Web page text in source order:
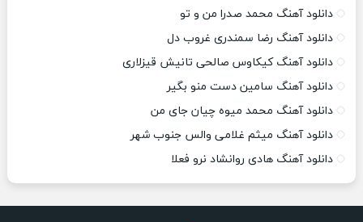
دانلود آهنگ محمد صدرا من و تو
دانلود آهنگ رضا سمندری غروب دل
دانلود آهنگ کیکاوس صالحی تانیش قیزلاری
دانلود آهنگ سامین دست منو بگیر
دانلود آهنگ محمد میوه چیان جای من
دانلود آهنگ میثم غلامی والس جنوب شهر
دانلود آهنگ هادی روانشاد نرو فعلا